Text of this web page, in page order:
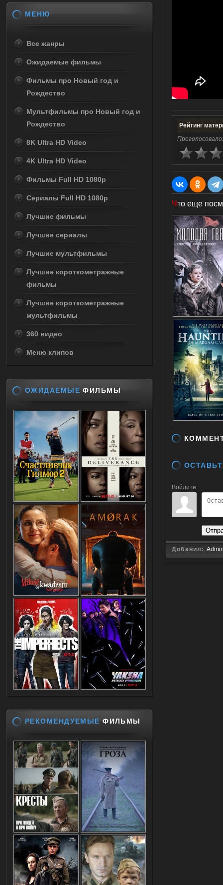
Рейтинг
Что еще
Войдите:
Добавил:
МЕНЮ
Все жанры
Ожидаемые фильмы
Фильмы про Новый год и
Рождество
Мультфильмы про Новый год и
Рождество
8K Ultra HD Video
4K Ultra HD Video
Фильмы Full HD 1080p
Сериалы Full HD 1080p
Лучшие фильмы
Лучшие сериалы
Лучшие мультфильмы
Лучшие короткометражные
фильмы
Лучшие короткометражные
мультфильмы
360 видео
Меню клипов
ОЖИДАЕМЫЕ ФИЛЬМЫ
РЕКОМЕНДУЕМЫЕ ФИЛЬМЫ